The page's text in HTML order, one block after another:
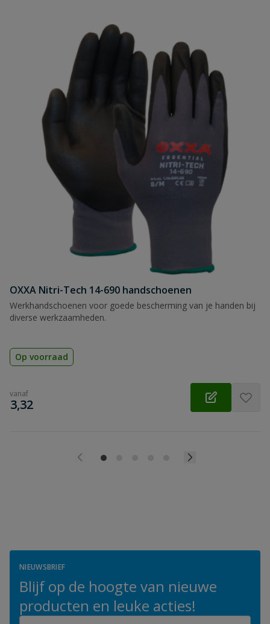
OXXA Nitri-Tech 14-690 handschoenen
Werkhandschoenen voor goede bescherming van je handen bij
diverse werkzaamheden.
Op voorraad
vanaf
€
3,32
NIEUWSBRIEF
Blijf op de hoogte van nieuwe
producten en leuke acties!